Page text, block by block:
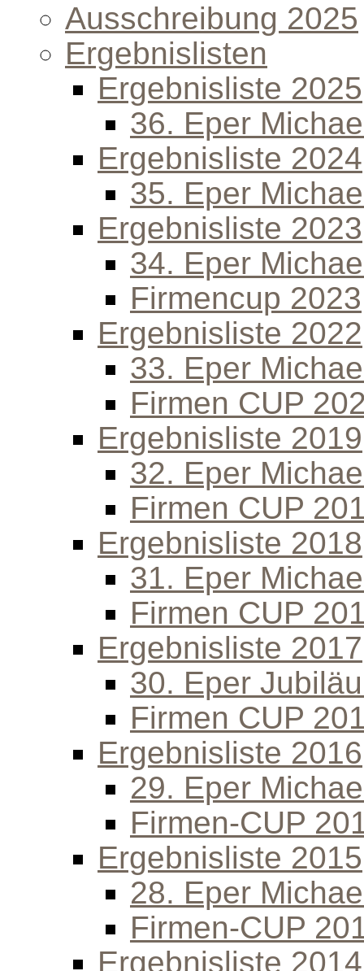
Ausschreibung 2025
Ergebnislisten
Ergebnisliste 2025
36. Eper
Ergebnisliste 2024
35. Eper
Ergebnisliste 2023
34. Eper
Firmencup 2023
Ergebnisliste 2022
33. Eper
Firmen CUP
Ergebnisliste 2019
32. Eper
Firmen CUP
Ergebnisliste 2018
31. Eper
Firmen CUP
Ergebnisliste 2017
30. Eper
Firmen CUP
Ergebnisliste 2016
29. Eper
Firmen-CUP
Ergebnisliste 2015
28. Eper
Firmen-CUP
Ergebnisliste 2014